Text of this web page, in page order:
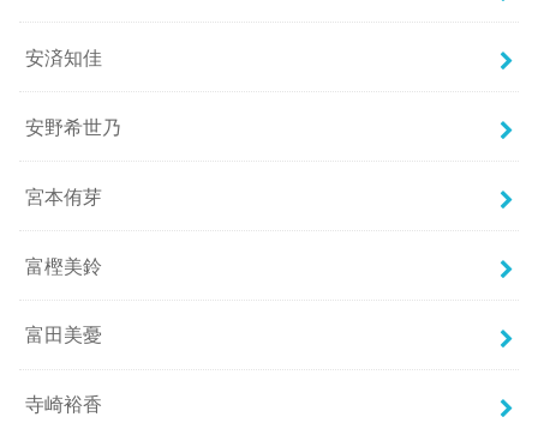
安済知佳
安野希世乃
宮本侑芽
富樫美鈴
富田美憂
寺崎裕香